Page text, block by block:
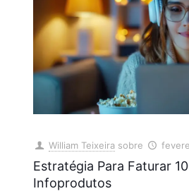
William Teixeira sobre
Estratégia Para Faturar
Infoprodutos